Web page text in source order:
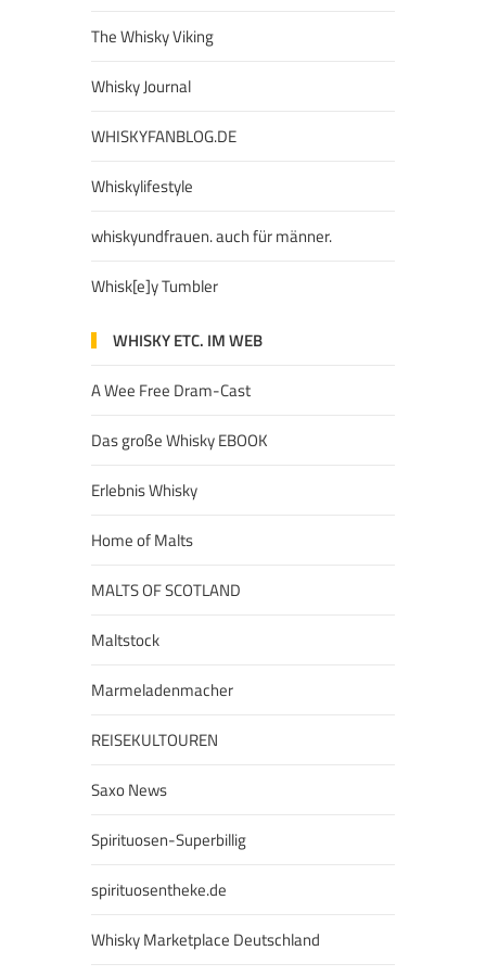
The Whisky Viking
Whisky Journal
WHISKYFANBLOG.DE
Whiskylifestyle
whiskyundfrauen. auch für männer.
Whisk[e]y Tumbler
WHISKY ETC. IM WEB
A Wee Free Dram-Cast
Das große Whisky EBOOK
Erlebnis Whisky
Home of Malts
MALTS OF SCOTLAND
Maltstock
Marmeladenmacher
REISEKULTOUREN
Saxo News
Spirituosen-Superbillig
spirituosentheke.de
Whisky Marketplace Deutschland